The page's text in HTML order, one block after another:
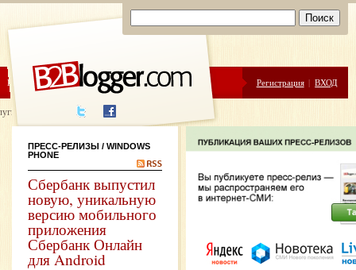
ЦЕНЫ ПОМОЩЬ Регистрация | ВХОД
написания
ПРЕСС-РЕЛИЗЫ / WINDOWS
PHONE
Сбербанк выпустил
новую, уникальную
версию мобильного
приложения
Сбербанк Онлайн
для Android